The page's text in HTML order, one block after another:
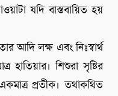
যদি বাস্তবায়িত হয়
আদি লক্ষ এবং নিঃস্বার্থ
হাতিয়ার। শিশুরা সৃষ্টির
প্রতীক। তথাকথিত